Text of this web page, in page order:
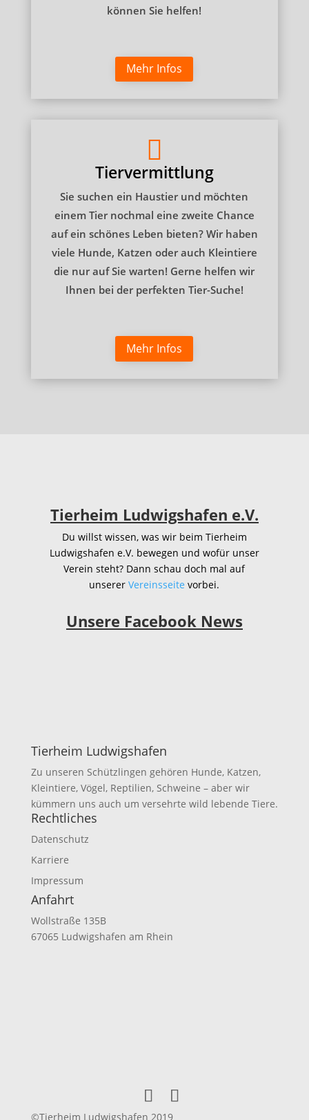
können Sie helfen!
Mehr Infos

Tiervermittlung
Sie suchen ein Haustier und möchten
einem Tier nochmal eine zweite Chance
auf ein schönes Leben bieten? Wir haben
viele Hunde, Katzen oder auch Kleintiere
die nur auf Sie warten! Gerne helfen wir
Ihnen bei der perfekten Tier-Suche!
Mehr Infos
Tierheim Ludwigshafen e.V.
Du willst wissen, was wir beim Tierheim
Ludwigshafen e.V. bewegen und wofür unser
Verein steht? Dann schau doch mal auf
unsererVereinsseite vorbei.
Unsere Facebook News
Tierheim Ludwigshafen
Zu unseren Schützlingen gehören Hunde, Katzen,
Kleintiere, Vögel, Reptilien, Schweine – aber wir
kümmern uns auch um versehrte wild lebende Tiere.
Rechtliches
Datenschutz
Karriere
Impressum
Anfahrt
Wollstraße 135B
67065 Ludwigshafen am Rhein
©Tierheim Ludwigshafen 2019